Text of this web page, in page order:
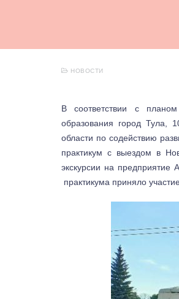
НОВОСТИ
В соответствии с
образования город Тула,
области по содействию
практикум с выездом в
экскурсии на предприятие
практикума приняло